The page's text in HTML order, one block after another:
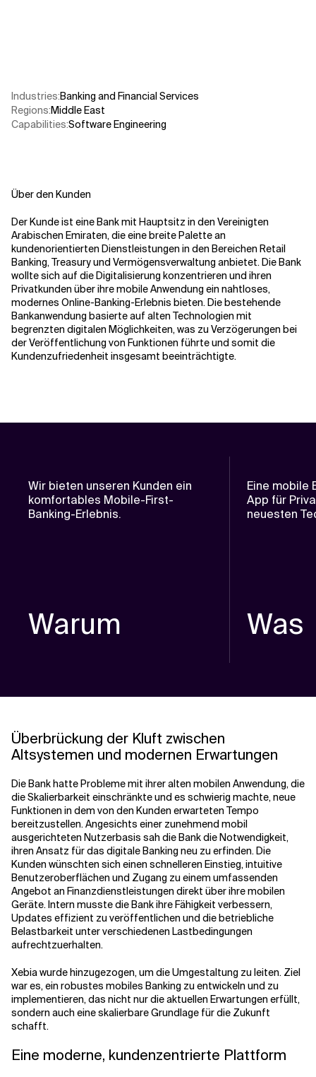
Industries:Banking and Financial Services
Regions:Middle East
Capabilities:Software Engineering
Über den Kunden
Der Kunde ist eine Bank mit Hauptsitz in den Vereinigten
Arabischen Emiraten, die eine breite Palette an
kundenorientierten Dienstleistungen in den Bereichen Retail
Banking, Treasury und Vermögensverwaltung anbietet. Die Bank
wollte sich auf die Digitalisierung konzentrieren und ihren
Privatkunden über ihre mobile Anwendung ein nahtloses,
modernes Online-Banking-Erlebnis bieten. Die bestehende
Bankanwendung basierte auf alten Technologien mit
begrenzten digitalen Möglichkeiten, was zu Verzögerungen bei
der Veröffentlichung von Funktionen führte und somit die
Kundenzufriedenheit insgesamt beeinträchtigte.
Wir bieten unseren Kunden ein
komfortables Mobile-First-
Banking-Erlebnis.
Warum
Eine mobile
App für
neuesten
Was
Überbrückung der Kluft zwischen
Altsystemen und modernen Erwartungen
Die Bank hatte Probleme mit ihrer alten mobilen Anwendung, die
die Skalierbarkeit einschränkte und es schwierig machte, neue
Funktionen in dem von den Kunden erwarteten Tempo
bereitzustellen. Angesichts einer zunehmend mobil
ausgerichteten Nutzerbasis sah die Bank die Notwendigkeit,
ihren Ansatz für das digitale Banking neu zu erfinden. Die
Kunden wünschten sich einen schnelleren Einstieg, intuitive
Benutzeroberflächen und Zugang zu einem umfassenden
Angebot an Finanzdienstleistungen direkt über ihre mobilen
Geräte. Intern musste die Bank ihre Fähigkeit verbessern,
Updates effizient zu veröffentlichen und die betriebliche
Belastbarkeit unter verschiedenen Lastbedingungen
aufrechtzuerhalten.
Xebia wurde hinzugezogen, um die Umgestaltung zu leiten. Ziel
war es, ein robustes mobiles Banking zu entwickeln und zu
implementieren, das nicht nur die aktuellen Erwartungen erfüllt,
sondern auch eine skalierbare Grundlage für die Zukunft
schafft.
Eine moderne, kundenzentrierte Plattform